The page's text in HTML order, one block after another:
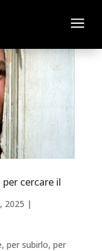
a
cercare il
2025 |
per subirlo, per